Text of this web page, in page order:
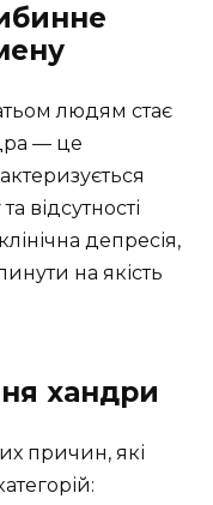
людям стає
— це
відсутності
депресія,
на якість
хандри
причин, які